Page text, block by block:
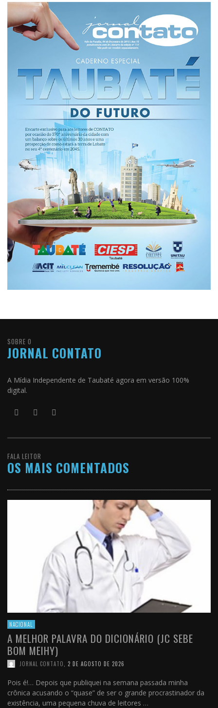
SOBRE O
JORNAL CONTATO
A Mídia Independente de Taubaté agora em versão 100%
digital.
FALA LEITOR
OS MAIS COMENTADOS
NACIONAL
A MELHOR PALAVRA DO DICIONÁRIO (JC SEBE
BOM MEIHY)
JORNAL CONTATO 2 DE AGOSTO DE 2026
Pois é!… Depois que publiquei na semana passada minha
crônica acusando o “quase” de ser o grande procrastinador da
existência, uma pequena chuva de leitores …